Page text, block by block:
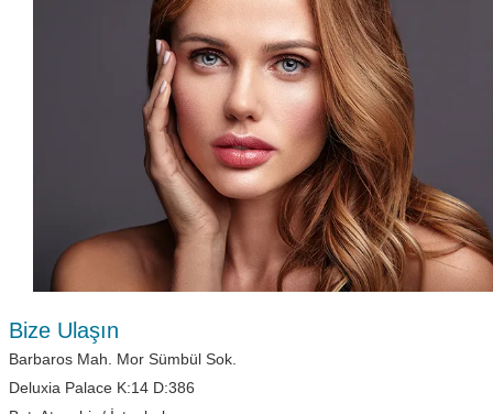
Bize Ulaşın
Barbaros Mah. Mor Sümbül Sok.
Deluxia Palace K:14 D:386